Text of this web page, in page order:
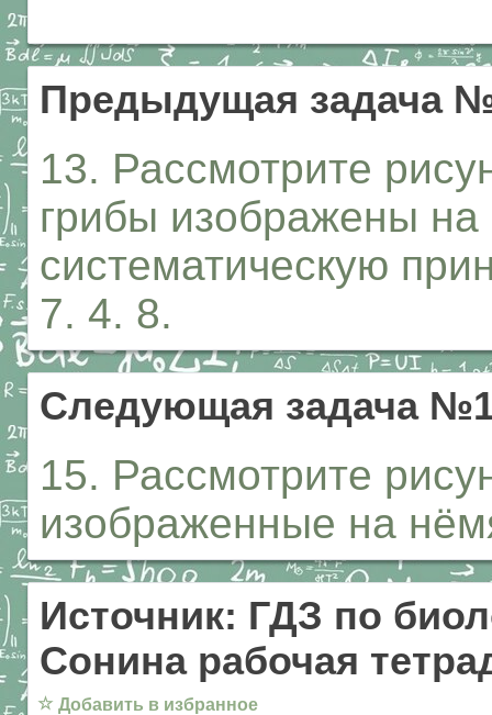
Предыдущая задача
13. Рассмотрите
грибы изображены
систематическую
7. 4. 8.
Следующая задача
15. Рассмотрите
изображенные на
Источник: ГДЗ по
Сонина рабочая
☆ Добавить в избранное